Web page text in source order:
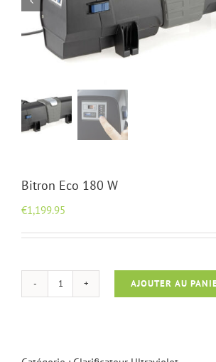
Bitron Eco 180 W
€1,199.95
quantité
180
AJOUTER AU